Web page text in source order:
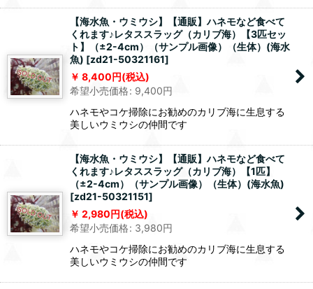
【海水魚・ウミウシ】【通販】ハネモなど食べて
くれます♪レタススラッグ（カリブ海）【3匹セッ
ト】（±2-4cm）（サンプル画像）（生体）(海水
魚) [zd21-50321161]
8,400円(税込)
希望小売価格: 9,400円
ハネモやコケ掃除にお勧めのカリブ海に生息する
美しいウミウシの仲間です
【海水魚・ウミウシ】【通販】ハネモなど食べて
くれます♪レタススラッグ（カリブ海）【1匹】
（±2-4cm）（サンプル画像）（生体）(海水魚)
[zd21-50321151]
2,980円(税込)
希望小売価格: 3,980円
ハネモやコケ掃除にお勧めのカリブ海に生息する
美しいウミウシの仲間です